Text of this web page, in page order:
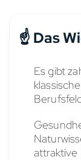
☝️ Das
Es gibt
attraktive